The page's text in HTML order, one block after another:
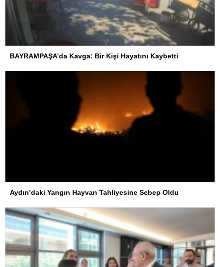
BAYRAMPAŞA’da Kavga: Bir Kişi Hayatını Kaybetti
Aydın’daki Yangın Hayvan Tahliyesine Sebep Oldu